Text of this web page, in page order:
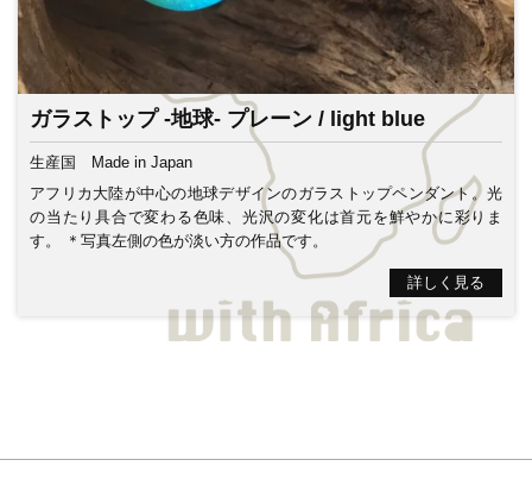
ガラストップ -地球- プレーン / light blue
生産国
Made in Japan
アフリカ大陸が中心の地球デザインのガラストップペンダント。光
の当たり具合で変わる色味、光沢の変化は首元を鮮やかに彩りま
す。 ＊写真左側の色が淡い方の作品です。
詳しく見る